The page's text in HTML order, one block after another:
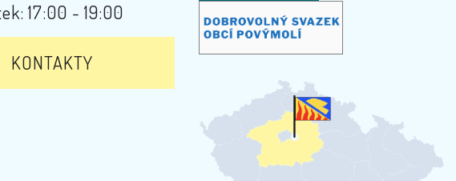
17:00 - 19:00
KONTAKTY